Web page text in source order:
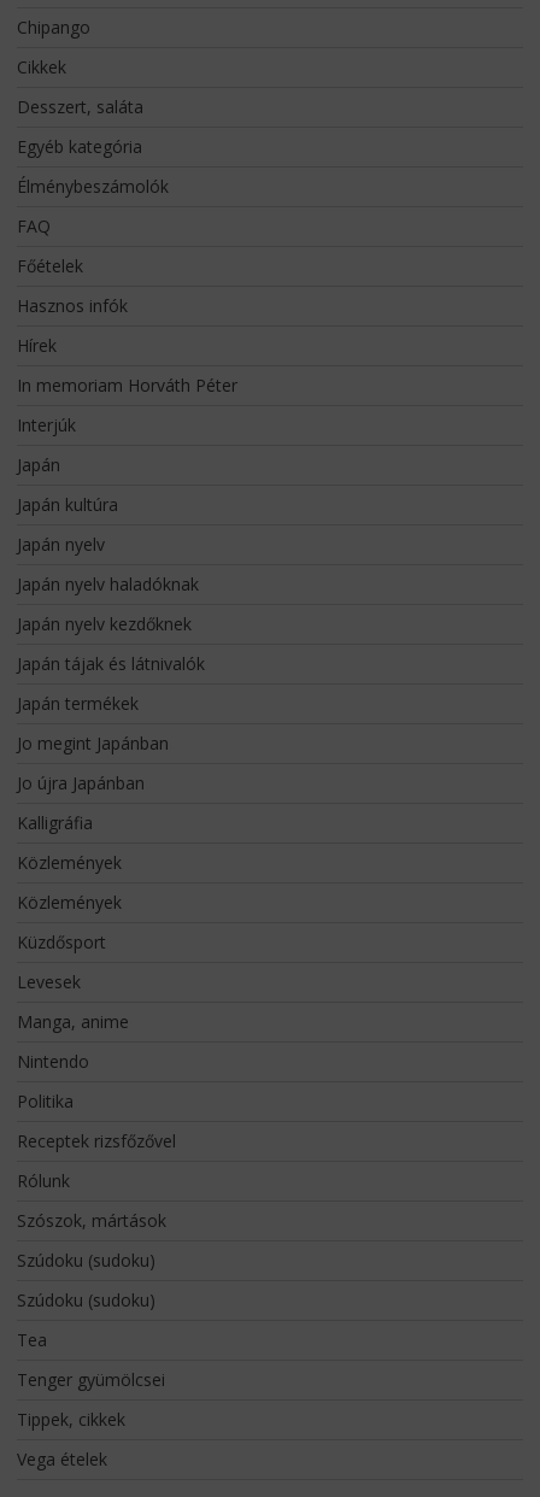
Chipango
Cikkek
Desszert, saláta
Egyéb kategória
Élménybeszámolók
FAQ
Főételek
Hasznos infók
Hírek
In memoriam Horváth Péter
Interjúk
Japán
Japán kultúra
Japán nyelv
Japán nyelv haladóknak
Japán nyelv kezdőknek
Japán tájak és látnivalók
Japán termékek
Jo megint Japánban
Jo újra Japánban
Kalligráfia
Közlemények
Közlemények
Küzdősport
Levesek
Manga, anime
Nintendo
Politika
Receptek rizsfőzővel
Rólunk
Szószok, mártások
Szúdoku (sudoku)
Szúdoku (sudoku)
Tea
Tenger gyümölcsei
Tippek, cikkek
Vega ételek